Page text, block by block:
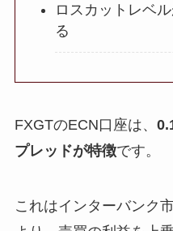
ロスカットレベ
る
FXGTのECN口座は、
プレッドが特徴です。
これはインターバンク